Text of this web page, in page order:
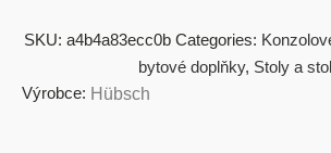
SKU: a4b4a83ecc0b Categories:
bytové doplňky, Stoly a
Výrobce: Hübsch